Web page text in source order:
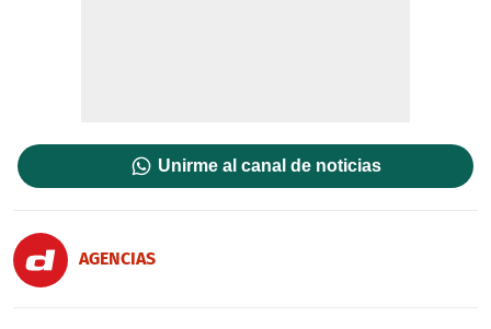
Unirme al canal de noticias
AGENCIAS